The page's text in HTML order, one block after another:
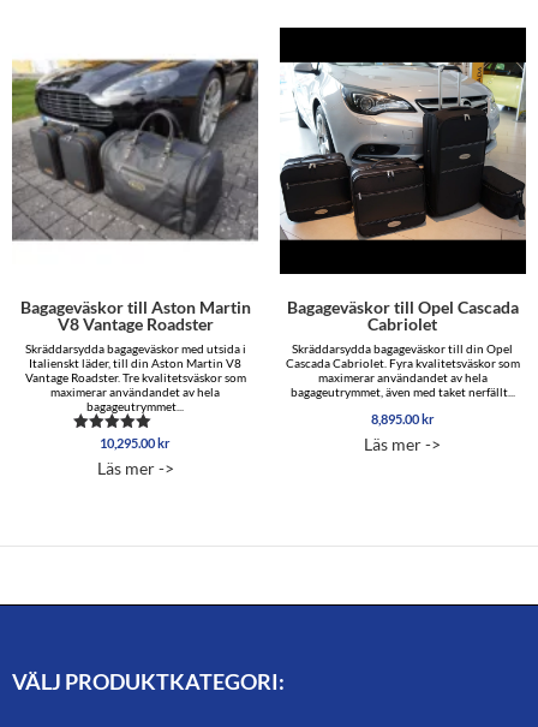
Bagageväskor till Aston Martin
V8 Vantage Roadster
Skräddarsydda bagageväskor med utsida i
Italienskt läder, till din Aston Martin V8
Vantage Roadster. Tre kvalitetsväskor som
maximerar användandet av hela
bagageutrymmet...
Betygsatt
av 5
10,295.00 kr
Läs mer ->
Bagageväskor till Opel Cascada
Cabriolet
Skräddarsydda bagageväskor till din Opel
Cascada Cabriolet. Fyra kvalitetsväskor som
maximerar användandet av hela
bagageutrymmet, även med taket nerfällt...
8,895.00 kr
Läs mer ->
VÄLJ PRODUKTKATEGORI: